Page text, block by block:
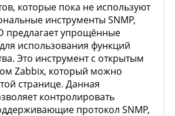
которые пока не используют
инструменты SNMP,
предлагает упрощённые
использования функций
Это инструмент с открытым
Zabbix, который можно
странице. Данная
контролировать
протокол SNMP,